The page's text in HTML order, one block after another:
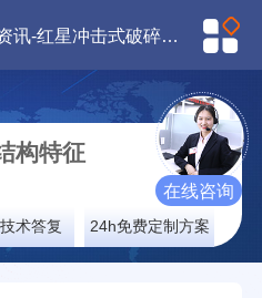
讯-红星冲击式破碎机结构特征
构特征
术答复 24h免费定制方案
在线咨询